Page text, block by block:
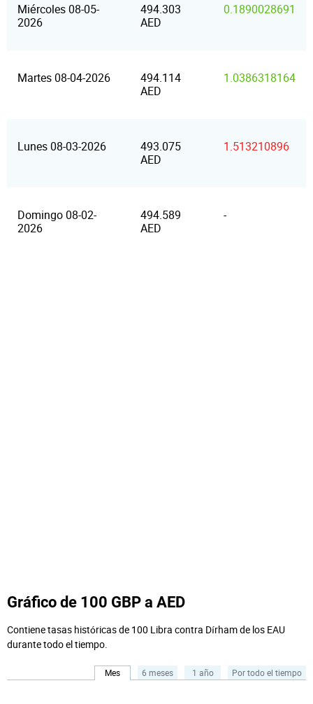
Miércoles 08-05-
2026
494.303
AED
0.1890028691
Martes 08-04-2026
494.114
AED
1.0386318164
Lunes 08-03-2026
493.075
AED
1.513210896
Domingo 08-02-
2026
494.589
AED
-
Gráfico de 100 GBP a AED
Contiene tasas históricas de 100 Libra contra Dírham de los EAU
durante todo el tiempo.
Mes 6 meses 1 año Por todo el tiempo